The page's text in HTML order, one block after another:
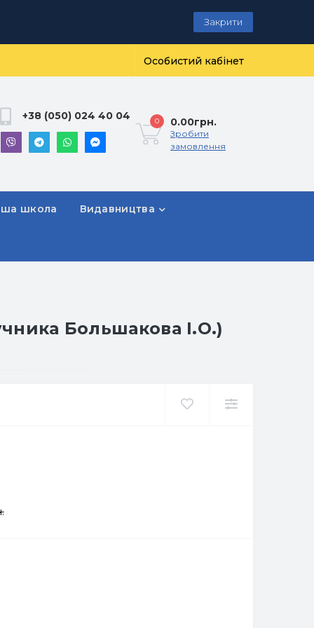
Закрити
Особистий кабінет
+38 (050) 024 40 04 0 0.00грн.
Зробити
замовлення
школа Видавництва
Большакова І.О.)